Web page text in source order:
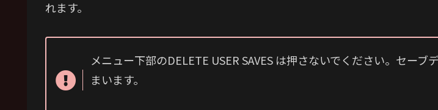
れます。
メニュー下部のDELETE USER SAVES は押さないでください。セーブ
まいます。